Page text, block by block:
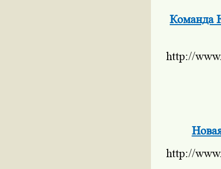
Команда
http://
http://